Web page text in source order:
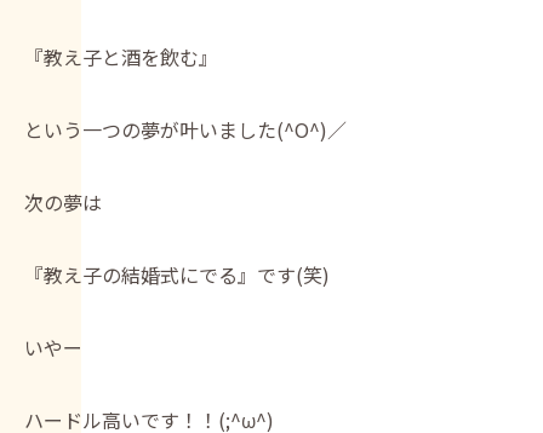
『教え子と酒を飲む』
という一つの夢が叶いました(^O^)／
次の夢は
『教え子の結婚式にでる』です(笑)
いやー
ハードル高いです！！(;^ω^)